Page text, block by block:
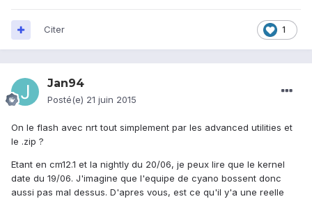
1
Citer
Jan94
Posté(e) 21 juin 2015
On le flash avec nrt tout simplement par les advanced utilities et
le .zip ?
Etant en cm12.1 et la nightly du 20/06, je peux lire que le kernel
date du 19/06. J'imagine que l'equipe de cyano bossent donc
aussi pas mal dessus. D'apres vous, est ce qu'il y'a une reelle